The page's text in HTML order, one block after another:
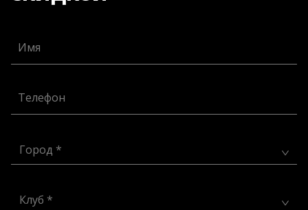
Имя
Телефон
Город *
Клуб *